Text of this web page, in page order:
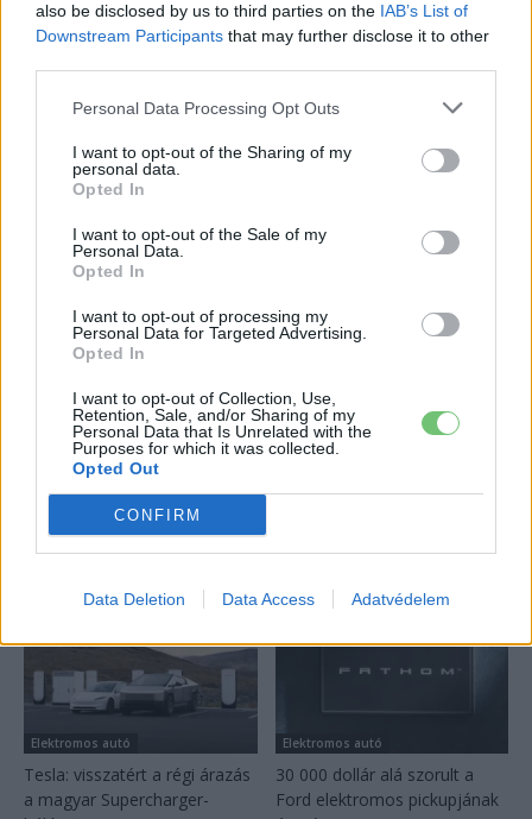
also be disclosed by us to third parties on the IAB’s List of
Downstream Participants that may further disclose it to other
Personal Data Processing Opt Outs
I want to opt-out of the Sharing of my
personal data.
Opted In
I want to opt-out of the Sale of my
Personal Data.
Opted In
I want to opt-out of processing my
Personal Data for Targeted Advertising.
Opted In
I want to opt-out of Collection, Use,
Retention, Sale, and/or Sharing of my
Personal Data that Is Unrelated with the
Purposes for which it was collected.
Opted Out
CONFIRM
Data Deletion Data Access Adatvédelem
Dánia utolérte Norvégiát: már náluk is szinte
csak elektromos autót vesznek...
Supercharger-hálózaton
2026-08-08
Az Audi letarolta saját rekordjait — készül
2026-08-08
Elektromos autó
Tesla: visszatért a régi árazás
a magyar Supercharger-
Elektromos autó
30 000 dollár alá szorult a
Ford elektromos pickupjának